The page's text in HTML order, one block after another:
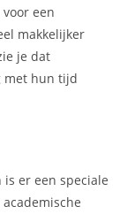
een
makkelijker
je dat
met hun tijd
er een speciale